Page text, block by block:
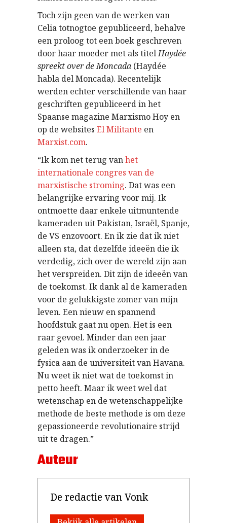
Toch zijn geen van de werken van
Celia totnogtoe gepubliceerd, behalve
een proloog tot een boek geschreven
door haar moeder met als titelHaydée
spreekt over de Moncada (Haydée
habla del Moncada). Recentelijk
werden echter verschillende van haar
geschriften gepubliceerd in het
Spaanse magazine Marxismo Hoy en
op de websites El Militante en
Marxist.com.
“Ik kom net terug vanhet
internationale congres van de
marxistische stroming. Dat was een
belangrijke ervaring voor mij. Ik
ontmoette daar enkele uitmuntende
kameraden uit Pakistan, Israël, Spanje,
de VS enzovoort. En ik zie dat ik niet
alleen sta, dat dezelfde ideeën die ik
verdedig, zich over de wereld zijn aan
het verspreiden. Dit zijn de ideeën van
de toekomst. Ik dank al de kameraden
voor de gelukkigste zomer van mijn
leven. Een nieuw en spannend
hoofdstuk gaat nu open. Het is een
raar gevoel. Minder dan een jaar
geleden was ik onderzoeker in de
fysica aan de universiteit van Havana.
Nu weet ik niet wat de toekomst in
petto heeft. Maar ik weet wel dat
wetenschap en de wetenschappelijke
methode de beste methode is om deze
gepassioneerde revolutionaire strijd
uit te dragen.”
Auteur
De redactie van Vonk